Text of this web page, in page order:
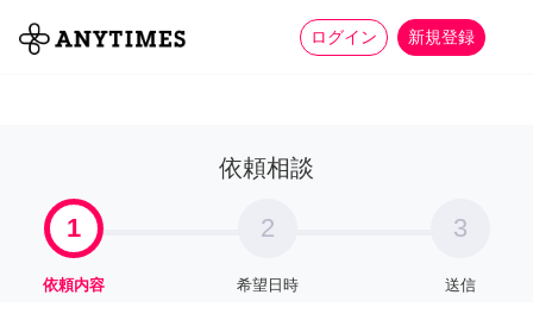
ログイン 新規登録
全て 家事 more_horiz
依頼相談
1
依頼内容
2
希望日時
3
送信